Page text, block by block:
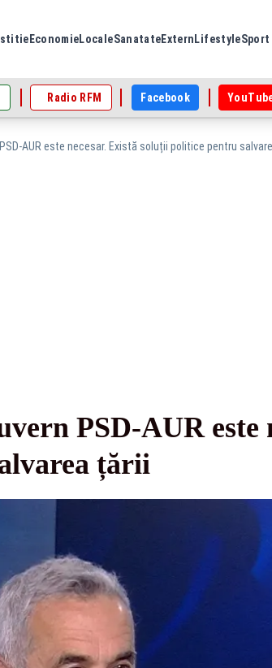
EconomieLocaleSanatateExtern LifestyleSport
Radio RFM Facebook
AUR este necesar. Există soluții politice pentru
PSD-AUR este
țării